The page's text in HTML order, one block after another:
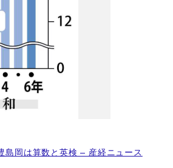
岡は算数と英検 – 産経ニュース